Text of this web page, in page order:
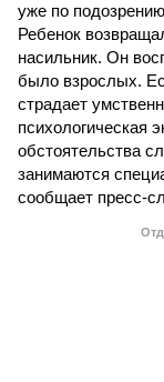
уже по
Ребенок
насильник. Он
было взрослых.
страдает
психологическая
обстоятельства
занимаются
сообщает пресс-